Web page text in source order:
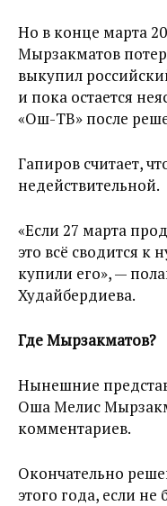
Но в конце марта
Мырзакматов
выкупил
и пока остается
«Ош-ТВ» после
Гапиров считает,
недействительной.
«Если 27 марта
это всё сводится к
купили его», —
Худайбердиева.
Где Мырзакматов?
Нынешние
Оша Мелис
комментариев.
Окончательно
этого года, если не